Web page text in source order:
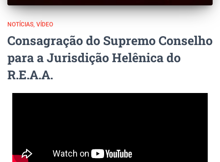
NOTÍCIAS VÍDEO
Consagração do Supremo Conselho
para a Jurisdição Helênica do
R.E.A.A.